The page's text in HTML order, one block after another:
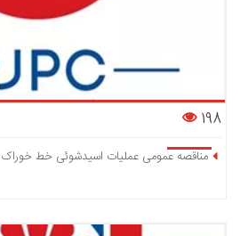
198
مناقصه عمومی عملیات اسیدشوئی خط خوراک ACN